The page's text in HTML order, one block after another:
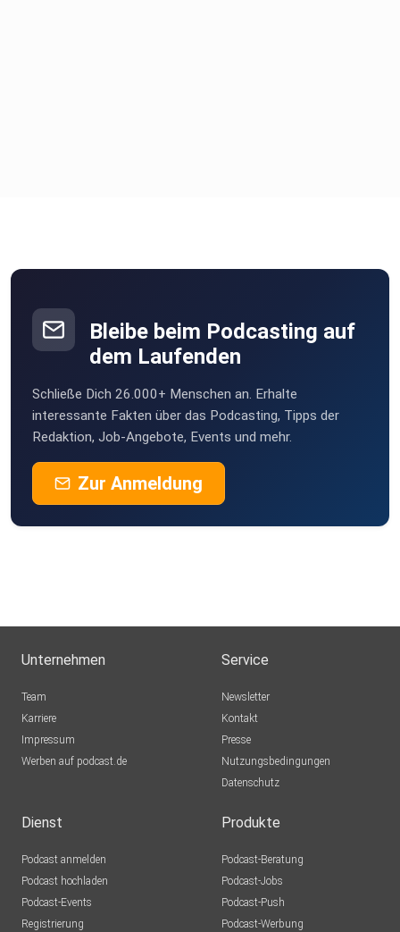
Bleibe beim Podcasting auf
dem Laufenden
Schließe Dich 26.000+ Menschen an. Erhalte
interessante Fakten über das Podcasting, Tipps der
Redaktion, Job-Angebote, Events und mehr.
Zur Anmeldung
Unternehmen
Team
Karriere
Impressum
Werben auf podcast.de
Service
Newsletter
Kontakt
Presse
Nutzungsbedingungen
Datenschutz
Dienst
Podcast anmelden
Podcast hochladen
Podcast-Events
Registrierung
Produkte
Podcast-Beratung
Podcast-Jobs
Podcast-Push
Podcast-Werbung